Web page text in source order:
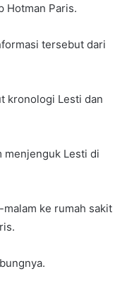
Hotman Paris.
tersebut dari
kronologi Lesti dan
menjenguk Lesti di
ke rumah sakit